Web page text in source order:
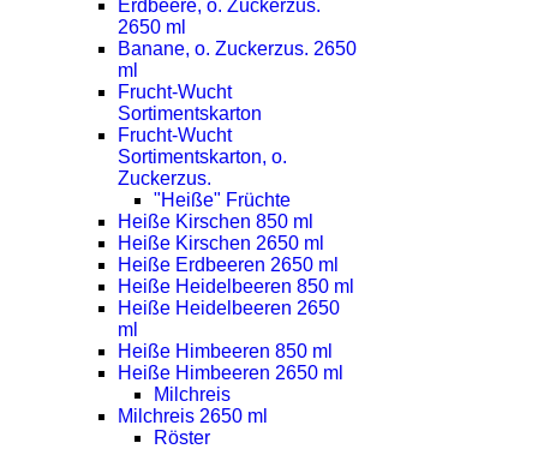
Erdbeere, o. Zuckerzus.
2650 ml
Banane, o. Zuckerzus. 2650
ml
Frucht-Wucht
Sortimentskarton
Frucht-Wucht
Sortimentskarton, o.
Zuckerzus.
"Heiße" Früchte
Heiße Kirschen 850 ml
Heiße Kirschen 2650 ml
Heiße Erdbeeren 2650 ml
Heiße Heidelbeeren 850 ml
Heiße Heidelbeeren 2650
ml
Heiße Himbeeren 850 ml
Heiße Himbeeren 2650 ml
Milchreis
Milchreis 2650 ml
Röster